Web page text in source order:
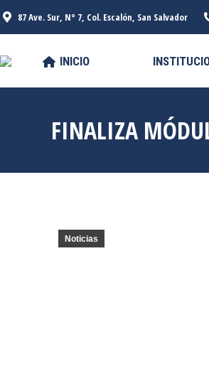
87 Ave. Sur, N° 7, Col. Escalón, San Salvador
INICIO
FINALIZA
Noticias